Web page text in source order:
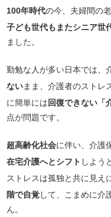
100年時代の今、夫婦間の
子ども世代もまたシニア世
ました。
勤勉な人が多い日本では、
ないまま、介護者のストレ
に簡単には回復できない「
点が問題です。
超高齢化社会に伴い、介護
在宅介護へとシフト しよう
ストレスは孤独と共に見え
階で自覚して、こまめに介
ん。